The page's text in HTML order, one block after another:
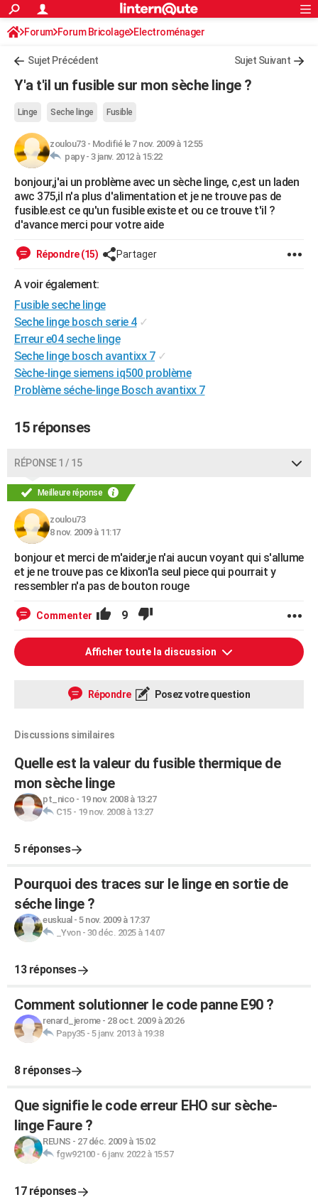
ACTUALITÉS
Politique
Société
Faits Divers
Education
Monde
Villes
+
AUTO
Essais
Réserver un essai
Citadines
Berlines
SUV
Forum auto
+HIGH-TECH
Mobiles
Meilleur smartphone
Internet
Ordinateurs
Jeux vidéo
Guide high-tech
+BRICOLAGE
Forum
Aménagement intérieur
Extérieur
Cuisine
Salle de bains
Jardinage
Rangement
WEEK-END
Guides de France
Escapades
Patrimoine
Expositions
Musées
Week-end nature
LIFESTYLE
SANTE
Alimentation
Guide de la santé
Maladies
Médicaments
Sommeil
VOYAGE
Destinations
City break
Voyage nature
Voyage de noces
Forum
Climat
+PHOTO
GUIDES D'ACHAT
BONS PLANS
CARTE DE VOEUX
COPAINS D'AVANT
S'inscrire
Se connecter
Lycées
Collèges
Primaires
Universités
Entreprises
Service militaire
Avis de recherche
AVIS DE DÉCÈS
FORUM
Bricolage
Lifestyle
Culture
Sport
Auto
Television
Voyage
Cinema
S'inscrire
Connexion
Forum Forum Bricolage Electroménager
Sujet Précédent Sujet Suivant
Y'a t'il un fusible sur mon sèche linge ?
Linge Seche linge Fusible
zoulou73- Modifié le 7 nov. 2009 à 12:55
papy - 3 janv. 2012 à 15:22
bonjour,j'ai un problème avec un sèche linge, c,est un laden
awc 375,il n'a plus d'alimentation et je ne trouve pas de
fusible.est ce qu'un fusible existe et ou ce trouve t'il ?
d'avance merci pour votre aide
Répondre (15) Partager
A voir également:
Fusible seche linge
Seche linge bosch serie 4 ✓
Erreur e04 seche linge
Seche linge bosch avantixx 7 ✓
Sèche-linge siemens iq500 problème
Problème séche-linge Bosch avantixx 7
15 réponses
RÉPONSE 1 / 15
Meilleure réponse
zoulou73
8 nov. 2009 à 11:17
bonjour et merci de m'aider,je n'ai aucun voyant qui s'allume
et je ne trouve pas ce klixon'la seul piece qui pourrait y
ressembler n'a pas de bouton rouge
Commenter 9
Afficher toute la discussion
Répondre Posez votre question
Discussions similaires
Quelle est la valeur du fusible thermique de
mon sèche linge
pt_nico- 19 nov. 2008 à 13:27
C15- 19 nov. 2008 à 13:27
5 réponses
Pourquoi des traces sur le linge en sortie de
séche linge ?
euskual - 5 nov. 2009 à 17:37
_Yvon- 30 déc. 2025 à 14:07
13 réponses
Comment solutionner le code panne E90 ?
renard_jerome- 28 oct. 2009 à 20:26
Papy35- 5 janv. 2013 à 19:38
8 réponses
Que signifie le code erreur EHO sur sèche-
linge Faure ?
REUNS - 27 déc. 2009 à 15:02
fgw92100- 6 janv. 2022 à 15:57
17 réponses